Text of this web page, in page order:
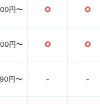
円〜 ○ ○
円〜 ○ ○
円〜 - -